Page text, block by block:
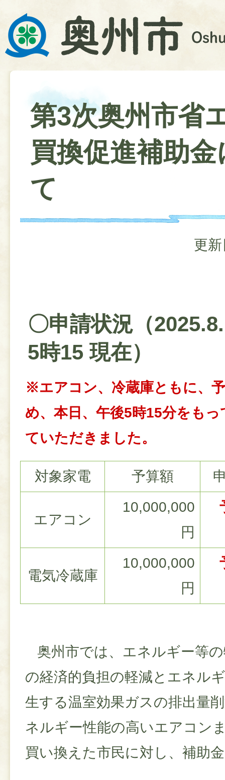
第3次奥州市省
買換促進補助
て
更
〇申請状況（
5時15 現在）
※エアコン、冷蔵庫ともに、
め、本日、午後5時15分をも
ていただきました。
対象家電 予算額
エアコン
10,000,000
円
電気冷蔵庫
10,000,000
円
奥州市では、エネルギー等
の経済的負担の軽減とエネル
生する温室効果ガスの排出量
ネルギー性能の高いエアコン
買い換えた市民に対し、補助